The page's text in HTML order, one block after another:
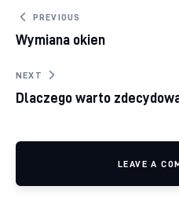
Nawigacja wpisu
PREVIOUS
Wymiana okien
NEXT
Dlaczego warto
LEAVE A